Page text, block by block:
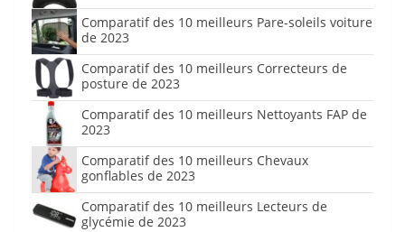
Comparatif des 10 meilleurs Pare-soleils voiture
de 2023
Comparatif des 10 meilleurs Correcteurs de
posture de 2023
Comparatif des 10 meilleurs Nettoyants FAP de
2023
Comparatif des 10 meilleurs Chevaux
gonflables de 2023
Comparatif des 10 meilleurs Lecteurs de
glycémie de 2023